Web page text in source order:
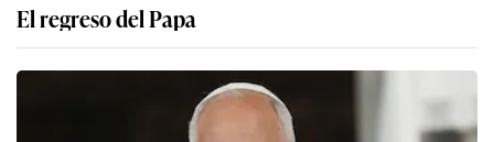
El regreso del Papa